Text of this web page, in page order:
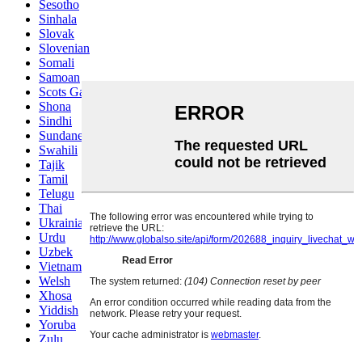
Sesotho
Sinhala
Slovak
Slovenian
Somali
Samoan
Scots Gaelic
Shona
Sindhi
Sundanese
Swahili
Tajik
Tamil
Telugu
Thai
Ukrainian
Urdu
Uzbek
Vietnamese
Welsh
Xhosa
Yiddish
Yoruba
Zulu